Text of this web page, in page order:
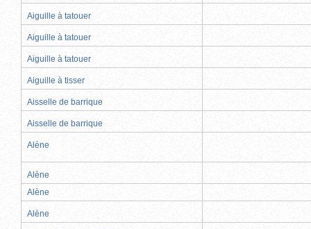
Aiguille à tatouer
Aiguille à tatouer
Aiguille à tatouer
Aiguille à tisser
Aisselle de barrique
Aisselle de barrique
Alène
Alène
Alène
Alène